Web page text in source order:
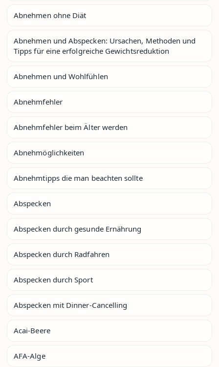
Abnehmen ohne Diät
Abnehmen und Abspecken: Ursachen, Methoden und
Tipps für eine erfolgreiche Gewichtsreduktion
Abnehmen und Wohlfühlen
Abnehmfehler
Abnehmfehler beim Älter werden
Abnehmöglichkeiten
Abnehmtipps die man beachten sollte
Abspecken
Abspecken durch gesunde Ernährung
Abspecken durch Radfahren
Abspecken durch Sport
Abspecken mit Dinner-Cancelling
Acai-Beere
AFA-Alge